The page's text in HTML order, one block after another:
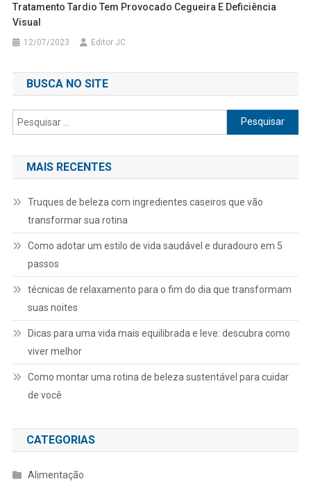
Tratamento Tardio Tem Provocado Cegueira E Deficiência
Visual
12/07/2023 Editor JC
BUSCA NO SITE
Pesquisar
por:
MAIS RECENTES
Truques de beleza com ingredientes caseiros que vão
transformar sua rotina
Como adotar um estilo de vida saudável e duradouro em 5
passos
técnicas de relaxamento para o fim do dia que transformam
suas noites
Dicas para uma vida mais equilibrada e leve: descubra como
viver melhor
Como montar uma rotina de beleza sustentável para cuidar
de você
CATEGORIAS
Alimentação